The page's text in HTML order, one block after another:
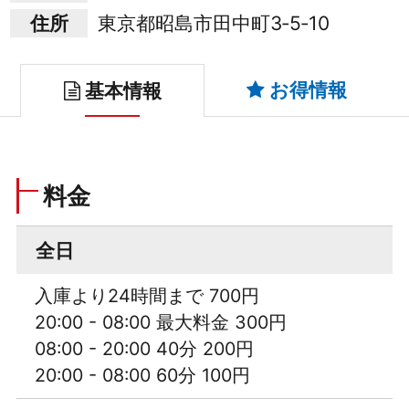
住所
東京都昭島市田中町3‐5‐10
基本情報 お得情報
料金
全日
入庫より24時間まで 700円
20:00 - 08:00 最大料金 300円
08:00 - 20:00 40分 200円
20:00 - 08:00 60分 100円